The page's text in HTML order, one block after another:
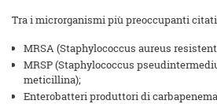
Tra i microrganismi più preoccupanti
MRSA (Staphylococcus aureus
MRSP (Staphylococcus
meticillina);
Enterobatteri produttori di